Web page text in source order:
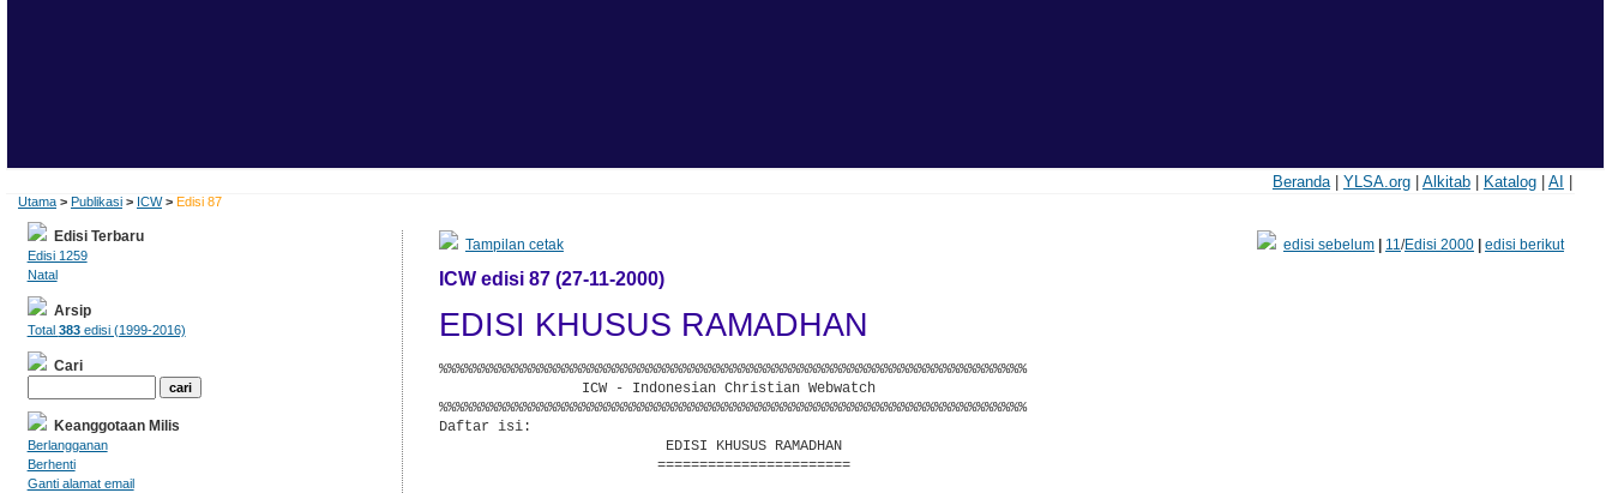
Beranda| YLSA.org| Alkitab| Katalog| AI
Utama > Publikasi > ICW > Edisi 87
Tampilan cetak edisi sebelum| 11/Edisi 2000| edisi berikut
ICW edisi 87 (27-11-2000)
EDISI KHUSUS RAMADHAN
%%%%%%%%%%%%%%%%%%%%%%%%%%%%%%%%%%%%%%%%%%%%%%%%%%%%%%%%%%%%%%%%%%%%%%
                 ICW - Indonesian Christian Webwatch
%%%%%%%%%%%%%%%%%%%%%%%%%%%%%%%%%%%%%%%%%%%%%%%%%%%%%%%%%%%%%%%%%%%%%%
Daftar isi:
                           EDISI KHUSUS RAMADHAN
                          =======================
Edisi Terbaru
Edisi 1259
Natal
Arsip
Total 383edisi (1999-2016)
Cari
Keanggotaan Milis
Berlangganan
Berhenti
Ganti alamat email